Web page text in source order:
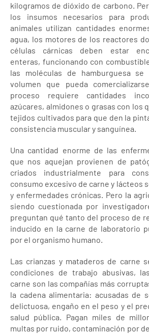
kilogramos de dióxido de carbono.
los insumos necesarios para
animales utilizan cantidades
agua, los motores de los reactores
células cárnicas deben estar
enteras, funcionando con
las moléculas de hamburguesa se
volumen que pueda
proceso requiere cantidades
azúcares, almidones o grasas con los
tejidos cultivados para que den la
consistencia muscular y sanguínea.
Una cantidad enorme de las
que nos aquejan provienen de
criados industrialmente para
consumo excesivo de carne y lácteos
y enfermedades crónicas. Pero la
siendo cuestionada por
preguntan qué tanto del proceso de
inducido en la carne de laboratorio
por el organismo humano.
Las crianzas y mataderos de carne
condiciones de trabajo abusivas,
carne son las compañías más
la cadena alimentaria: acusadas de
delictuosa, engaño en el peso y el
salud pública. Pagan miles de
multas por ruido, contaminación por